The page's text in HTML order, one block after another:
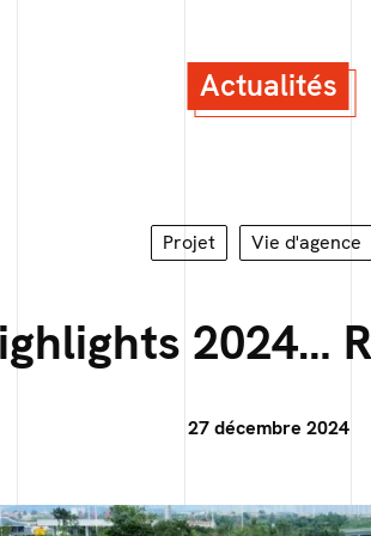
Actualités
Projet Vie d'agence
2024…
27 décembre 2024